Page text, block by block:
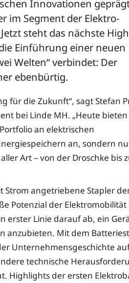
Innovationen
im Segment der Elektro-
steht das nächste
Einführung einer neuen
Welten“ verbindet: Der
ebenbürtig.
für die Zukunft“, sagt Stefan
bei Linde MH. „Heute
an elektrischen
an, sondern
Art – von der Droschke bis
Strom angetriebene Stapler
Potenzial der Elektromobilität
erster Linie darauf ab, ein
anzubieten. Mit dem
Unternehmensgeschichte
technische
Highlights der ersten